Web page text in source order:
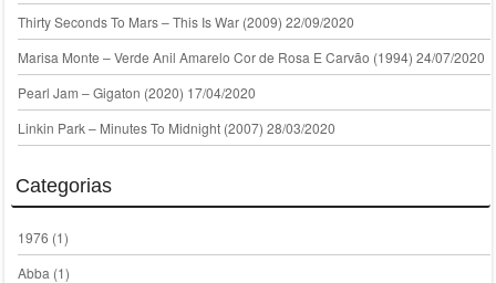
Thirty Seconds To Mars – This Is War (2009) 22/09/2020
Marisa Monte – Verde Anil Amarelo Cor de Rosa E Carvão (1994) 24/07/2020
Pearl Jam – Gigaton (2020) 17/04/2020
Linkin Park – Minutes To Midnight (2007) 28/03/2020
Categorias
1976 (1)
Abba (1)